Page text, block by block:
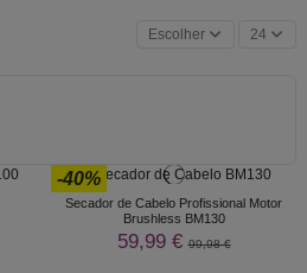
Escolher 24
-40%
Secador de Cabelo Profissional Motor
Brushless BM130
59,99 €99,98 €